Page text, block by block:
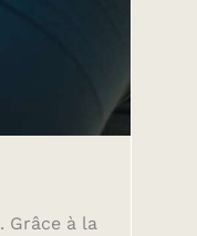
Grâce à la